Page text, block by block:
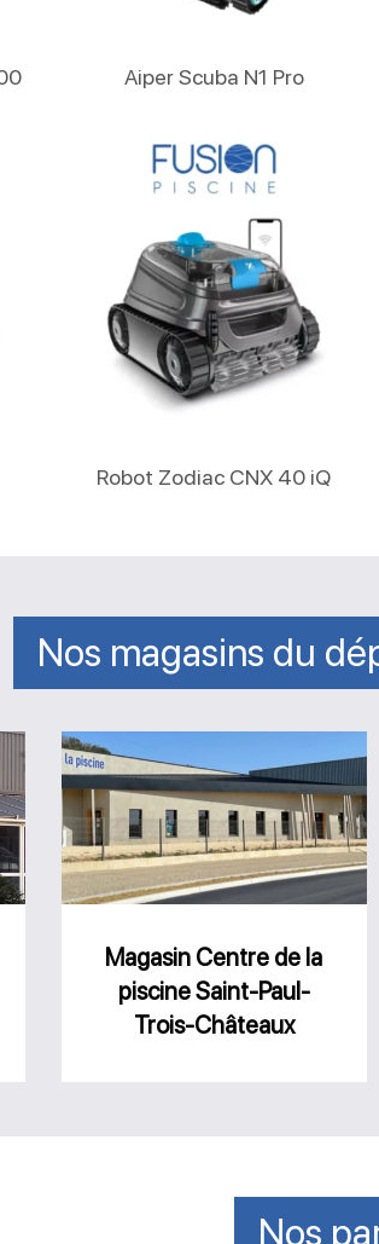
Aiper Scuba N1 Pro
Robot Zodiac CNX 40 iQ
Nos magasins du
Centre
de
la
piscine
Saint-
Paul-
Trois-
Magasin Centre de la
piscine Saint-Paul-
Trois-Châteaux
Nos